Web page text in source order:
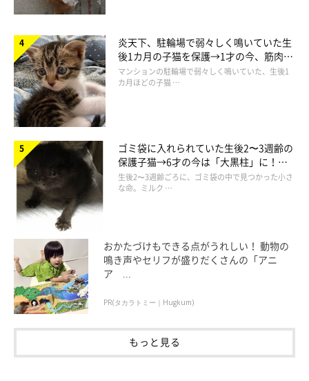
あると話します。
飼い主さん：
「ヤマネコはふだんは滅多に鳴いたり人に乗ったりしないコです
が、私が机やソファの上で寝落ちしていると、ヤマネコは結構な
確率で鳴いたり体に乗ったりして起こして
心配しているのか、単に遊んでほしくてなのか…どちらかはわか
りませんが、今まで何度かそれで助かった場面がありますね」
炎天下、駐輪場で弱々しく鳴いていた生
後1カ月の子猫を保護→1才の今、筋肉質
でツンデレなコに成長
マンションの駐輪場で弱々しく鳴いていた、生後1
カ月ほどの子猫 …
ゴミ袋に入れられていた生後2〜3週齢の
保護子猫→6才の今は「大黒柱」に！
美しい黒猫に成長した姿にグッとくる
生後2〜3週齢ごろに、ゴミ袋の中で見つかった小さ
な命。ミルク …
おかたづけもできる点がうれしい！ 動物の
鳴き声やセリフが盛りだくさんの「アニ
ア ...
PR(タカラトミー｜Hugkum)
もっと見る